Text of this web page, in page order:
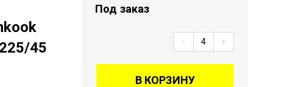
45
Под заказ
- +
В КОРЗИНУ